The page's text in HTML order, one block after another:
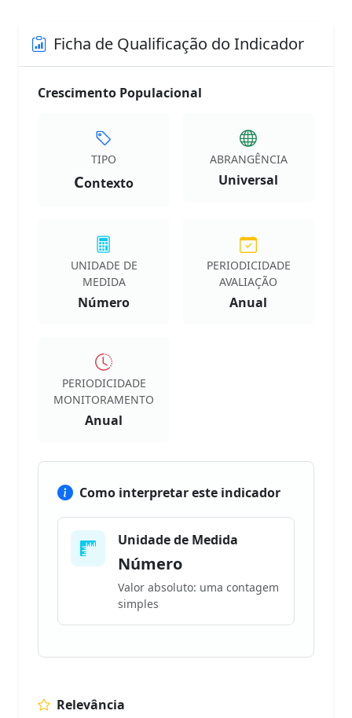
Ficha de Qualificação do Indicador
Crescimento Populacional
TIPO
Contexto
ABRANGÊNCIA
Universal
UNIDADE DE
MEDIDA
Número
PERIODICIDADE
AVALIAÇÃO
Anual
PERIODICIDADE
MONITORAMENTO
Anual
Como interpretar este indicador
Unidade de Medida
Número
Valor absoluto: uma contagem
simples
Relevância